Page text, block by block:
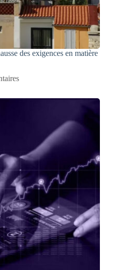
des exigences en matière